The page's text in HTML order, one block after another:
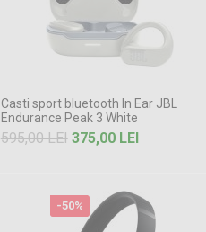
Casti sport bluetooth In Ear JBL
Endurance Peak 3 White
595,00 LEI 375,00 LEI
-50%